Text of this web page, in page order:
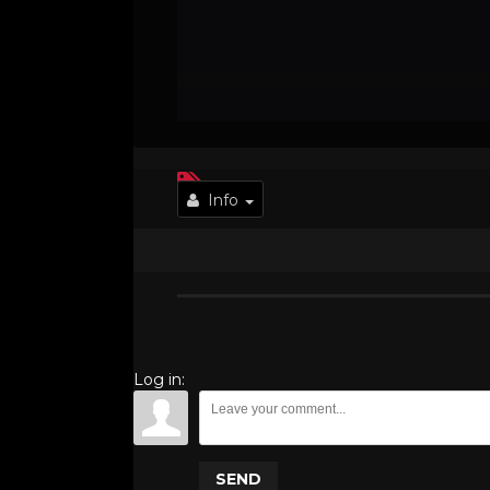
Info
Log in:
SEND